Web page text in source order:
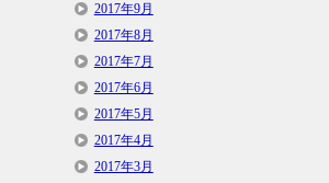
2017年9月
2017年8月
2017年7月
2017年6月
2017年5月
2017年4月
2017年3月